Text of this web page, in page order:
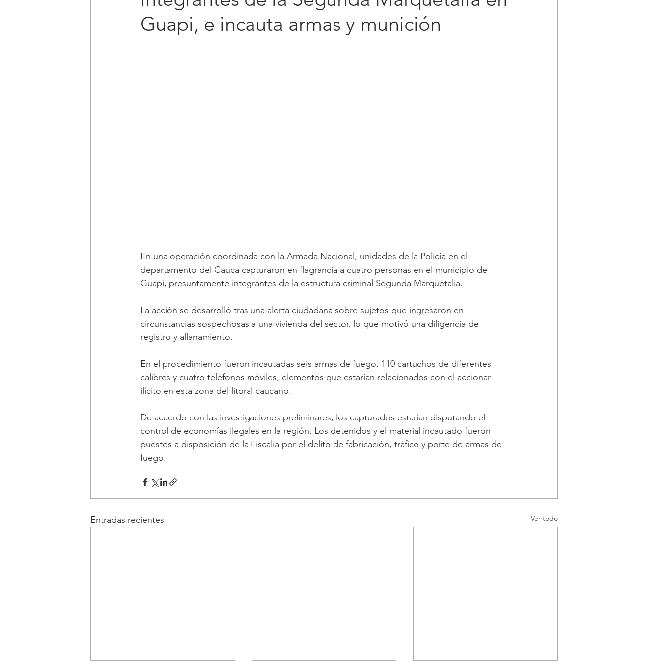
Guapi, e incauta armas y munición
En una operación coordinada con la Armada Nacional, unidades de la Policía en el
departamento del Cauca capturaron en flagrancia a cuatro personas en el municipio de
Guapi, presuntamente integrantes de la estructura criminal Segunda Marquetalia.
La acción se desarrolló tras una alerta ciudadana sobre sujetos que ingresaron en
circunstancias sospechosas a una vivienda del sector, lo que motivó una diligencia de
registro y allanamiento.
En el procedimiento fueron incautadas seis armas de fuego, 110 cartuchos de diferentes
calibres y cuatro teléfonos móviles, elementos que estarían relacionados con el accionar
ilícito en esta zona del litoral caucano.
De acuerdo con las investigaciones preliminares, los capturados estarían disputando el
control de economías ilegales en la región. Los detenidos y el material incautado fueron
puestos a disposición de la Fiscalía por el delito de fabricación, tráfico y porte de armas de
fuego.
Entradas recientes Ver todo